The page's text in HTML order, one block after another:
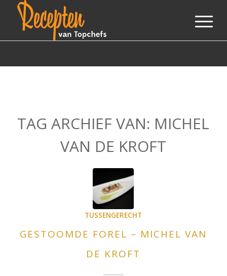
TAG ARCHIEF VAN: MICHEL
VAN DE KROFT
TUSSENGERECHT
GESTOOMDE FOREL – MICHEL VAN
DE KROFT